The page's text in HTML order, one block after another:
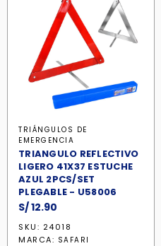
TRIÁNGULOS DE
EMERGENCIA
TRIANGULO REFLECTIVO
LIGERO 41X37 ESTUCHE
AZUL 2PCS/SET
PLEGABLE - U58006
S/12.90
SKU: 24018
MARCA: SAFARI